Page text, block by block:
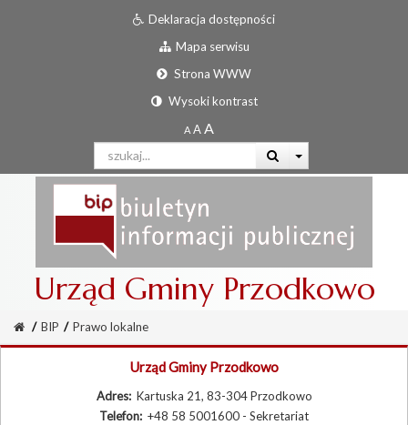
Deklaracja dostępności
Mapa serwisu
Strona WWW
Wysoki kontrast
Urząd Gminy Przodkowo
/ BIP / Prawo lokalne
Urząd Gminy Przodkowo
Adres: Kartuska 21, 83-304 Przodkowo
Telefon: +48 58 5001600 - Sekretariat